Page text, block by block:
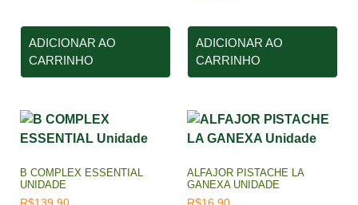
ADICIONAR AO
CARRINHO
ADICIONAR AO
CARRINHO
B COMPLEX ESSENTIAL
UNIDADE
ALFAJOR PISTACHE LA
GANEXA UNIDADE